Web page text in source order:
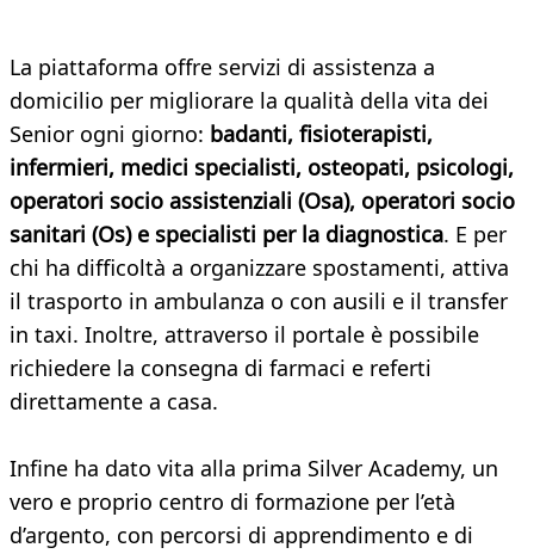
La piattaforma offre servizi di assistenza a
domicilio per migliorare la qualità della vita dei
Senior ogni giorno: badanti, fisioterapisti,
infermieri, medici specialisti, osteopati, psicologi,
operatori socio assistenziali (Osa), operatori socio
sanitari (Os) e specialisti per la diagnostica. E per
chi ha difficoltà a organizzare spostamenti, attiva
il trasporto in ambulanza o con ausili e il transfer
in taxi. Inoltre, attraverso il portale è possibile
richiedere la consegna di farmaci e referti
direttamente a casa.
Infine ha dato vita alla prima Silver Academy, un
vero e proprio centro di formazione per l’età
d’argento, con percorsi di apprendimento e di